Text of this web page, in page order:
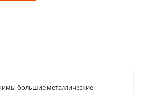
большие металлические